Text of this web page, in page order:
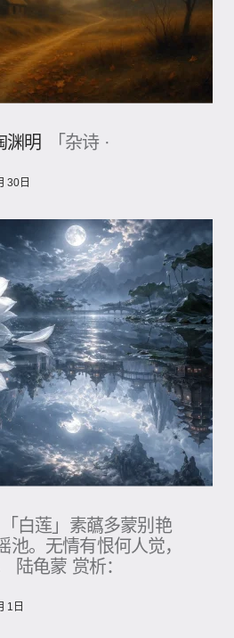
渊明 「杂诗 ·
30日
「白莲」素蘤多蒙别艳
池​。无情有恨何人觉，
陆龟蒙 赏析：
1日